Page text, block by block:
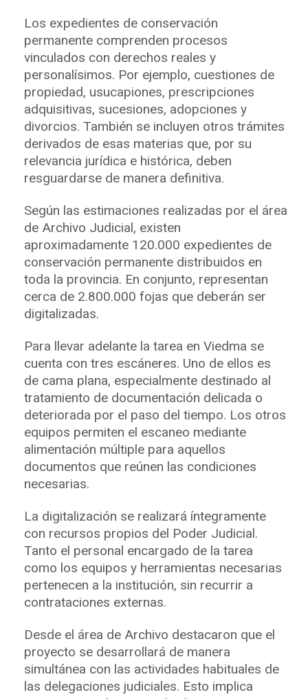
Los expedientes de conservación
permanente comprenden procesos
vinculados con derechos reales y
personalísimos. Por ejemplo, cuestiones de
propiedad, usucapiones, prescripciones
adquisitivas, sucesiones, adopciones y
divorcios. También se incluyen otros trámites
derivados de esas materias que, por su
relevancia jurídica e histórica, deben
resguardarse de manera definitiva.
Según las estimaciones realizadas por el área
de Archivo Judicial, existen
aproximadamente 120.000 expedientes de
conservación permanente distribuidos en
toda la provincia. En conjunto, representan
cerca de 2.800.000 fojas que deberán ser
digitalizadas.
Para llevar adelante la tarea en Viedma se
cuenta con tres escáneres. Uno de ellos es
de cama plana, especialmente destinado al
tratamiento de documentación delicada o
deteriorada por el paso del tiempo. Los otros
equipos permiten el escaneo mediante
alimentación múltiple para aquellos
documentos que reúnen las condiciones
necesarias.
La digitalización se realizará íntegramente
con recursos propios del Poder Judicial.
Tanto el personal encargado de la tarea
como los equipos y herramientas necesarias
pertenecen a la institución, sin recurrir a
contrataciones externas.
Desde el área de Archivo destacaron que el
proyecto se desarrollará de manera
simultánea con las actividades habituales de
las delegaciones judiciales. Esto implica